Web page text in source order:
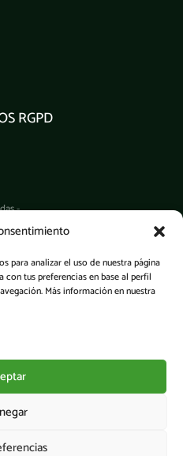
para analizar el uso de nuestra página
tus preferencias en base al perfil
Más información en nuestra
RGPD
-